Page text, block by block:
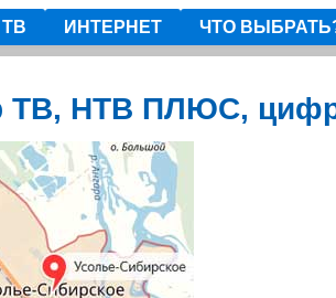
ИНТЕРНЕТ ЧТО
ТВ, НТВ ПЛЮС,